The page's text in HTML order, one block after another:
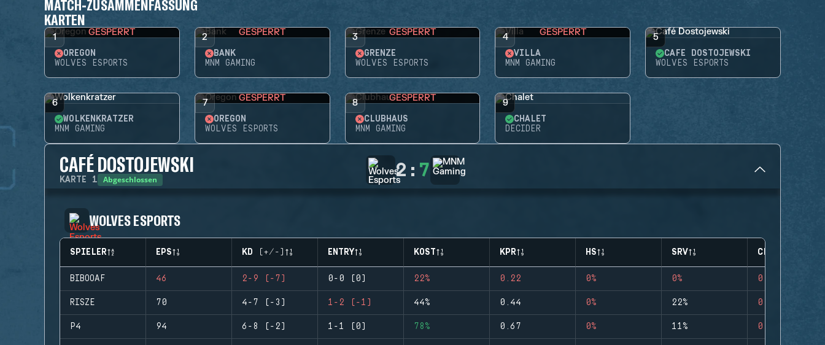
MATCH-ZUSAMMENFASSUNG
KARTEN
1 GESPERRT
OREGON
WOLVES ESPORTS
2 GESPERRT
BANK
MNM GAMING
3 GESPERRT
GRENZE
WOLVES ESPORTS
4 GESPERRT
VILLA
MNM GAMING
5
CAFÉ DOSTOJEWSKI
WOLVES ESPORTS
6
WOLKENKRATZER
MNM GAMING
7 GESPERRT
OREGON
WOLVES ESPORTS
8 GESPERRT
CLUBHAUS
MNM GAMING
9
CHALET
DECIDER
CAFÉ DOSTOJEWSKI
KARTE 1 Abgeschlossen 2 : 7
WOLVES ESPORTS
SPIELER EPS KD (+/-) ENTRY KOST KPR HS SRV CLUTCHES
BIBOOAF 46 2-9 (-7) 0-0 (0) 22% 0.22 0% 0% 0
RISZE 70 4-7 (-3) 1-2 (-1) 44% 0.44 0% 22% 0
P4 94 6-8 (-2) 1-1 (0) 78% 0.67 0% 11% 0